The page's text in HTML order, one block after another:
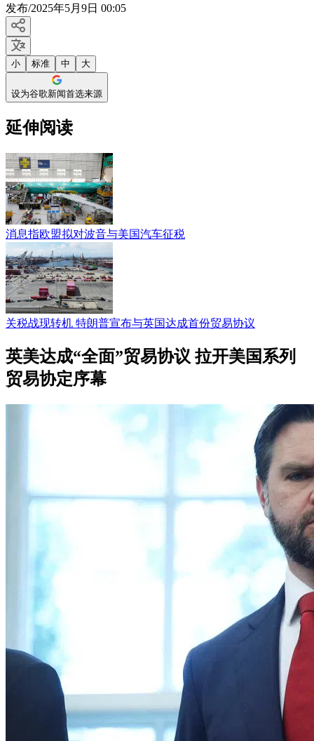
发布/2025年5月9日 00:05
小 标准 中 大
设为谷歌新闻首选来源
延伸阅读
消息指欧盟拟对波音与美国汽车征税
关税战现转机 特朗普宣布与英国达成首份贸易协议
英美达成“全面”贸易协议 拉开美国系列
贸易协定序幕